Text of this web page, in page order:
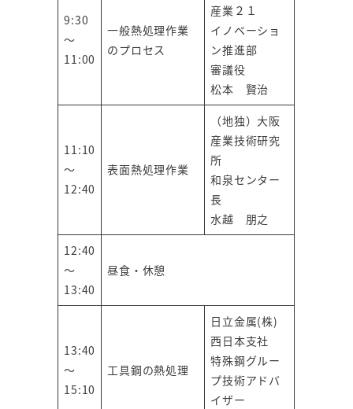
9:30
～
11:00
一般熱処理作業
のプロセス
産業２１
イノベーショ
ン推進部
審議役
松本 賢治
11:10
～
12:40
表面熱処理作業
（地独）大阪
産業技術研究
所
和泉センター
長
水越 朋之
12:40
～
13:40
昼食・休憩
13:40
～
15:10
工具鋼の熱処理
日立金属(株)
西日本支社
特殊鋼グルー
プ技術アドバ
イザー